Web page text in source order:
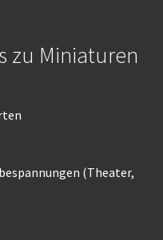
zu Miniaturen
(Theater,